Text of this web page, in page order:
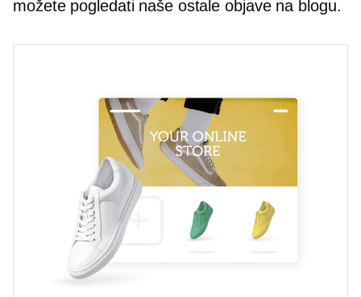
možete pogledati naše ostale objave na blogu.